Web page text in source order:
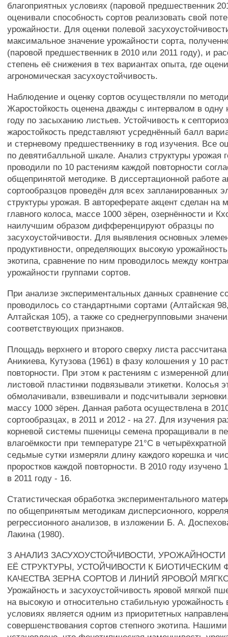
благоприятных условиях (паровой предшественник
оценивали способность сортов реализовать свой
урожайности. Для оценки полевой
максимальное значение урожайности сорта,
(паровой предшественник в 2010 или 2011 году), и
степень её снижения в тех вариантах опыта, где
агрономическая засухоустойчивость.
Наблюдение и оценку сортов осуществляли по
Жаростойкость оценена дважды с интервалом в одну
году по засыханию листьев. Устойчивость к
жаростойкость представляют усреднённый балл
и стерневому предшественнику в год изучения. Все
по девятибалльной шкале. Анализ структуры урожая
проводили по 10 растениям каждой повторности
общепринятой методике. В диссертационной работе
сортообразцов проведён для всех запланированных
структуры урожая. В автореферате акцент сделан на
главного колоса, массе 1000 зёрен, озернённости и
наилучшим образом дифференцируют образцы по
засухоустойчивости. Для выявления основных
продуктивности, определяющих высокую урожайность
экотипа, сравнение по ним проводилось между
урожайности группами сортов.
При анализе экспериментальных данных сравнение
проводилось со стандартными сортами (Алтайская
Алтайская 105), а также со среднегрупповыми
соответствующих признаков.
Площадь верхнего и второго сверху листа
Аникиева, Кутузова (1961) в фазу колошения у 10
повторности. При этом к растениям с измеренной
листовой пластинки подвязывали этикетки. Колосья
обмолачивали, взвешивали и подсчитывали
массу 1000 зёрен. Данная работа осуществлена в
сортообразцах, в 2011 и 2012 - на 27. Для изучения
корневой системы пшеницы семена проращивали в
влагоёмкости при температуре 21°С в
седьмые сутки измеряли длину каждого корешка и
проростков каждой повторности. В 2010 году изучено
в 2011 году - 16.
Статистическая обработка экспериментального
по общепринятым методикам дисперсионного,
регрессионного анализов, в изложении Б. А.
Лакина (1980).
3 АНАЛИЗ ЗАСУХОУСТОЙЧИВОСТИ,
ЕЁ СТРУКТУРЫ, УСТОЙЧИВОСТИ К БИОТИЧЕСКИМ
КАЧЕСТВА ЗЕРНА СОРТОВ И ЛИНИЙ ЯРОВОЙ
Урожайность и засухоустойчивость яровой мягкой
на высокую и относительно стабильную
условиях является одним из приоритетных
совершенствования сортов степного экотипа.